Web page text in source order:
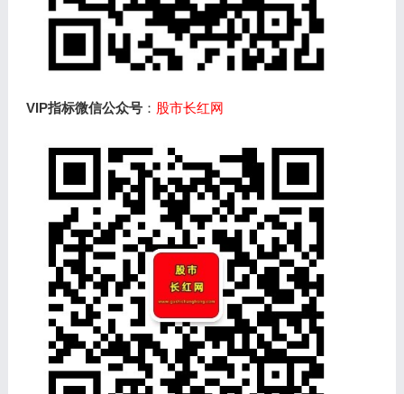
VIP指标微信公众号： 股市长红网